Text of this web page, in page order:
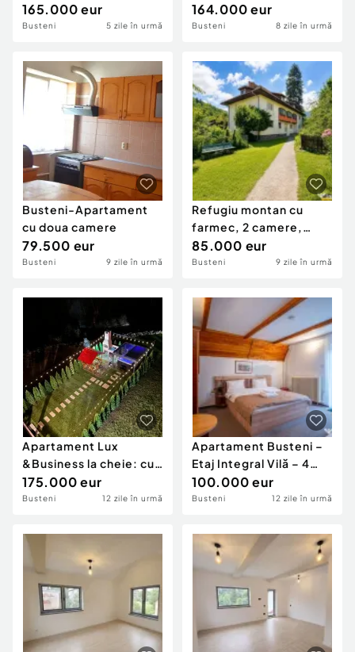
garsoniere) la cheie +
6...
165.000 eur
Busteni 5 zile în urmă
164.000 eur
Busteni 8 zile în urmă
Busteni-Apartament
cu doua camere
79.500 eur
Busteni 9 zile în urmă
Refugiu montan cu
farmec, 2 camere,
garaj, boxa, rezidential
85.000 eur
Busteni 9 zile în urmă
Apartament Lux
&Business la cheie: cu
vedere la munte, curte
175.000 eur
Busteni 12 zile în urmă
Apartament Busteni –
Etaj Integral Vilă – 4
Camere
100.000 eur
Busteni 12 zile în urmă